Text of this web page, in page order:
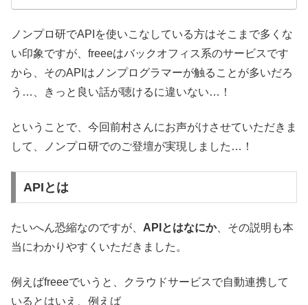
ノンプロ研でAPIを使いこなしている方はそこまで多くな
い印象ですが、freeeはバックオフィス系のサービスです
から、そのAPIはノンプログラマーが触ることが多いだろ
う…、きっと良い話が聴けるに違いない…！
ということで、今回前村さんにお声がけさせていただきま
して、ノンプロ研でのご登壇が実現しました…！
APIとは
たいへん恐縮なのですが、 APIとはなにか、その説明も本
当にわかりやすくいただきました。
例えばfreeeでいうと、クラウドサービスで自動連携して
いるとはいえ、例えば